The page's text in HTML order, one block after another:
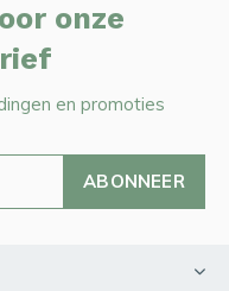
onze
en promoties
ABONNEER